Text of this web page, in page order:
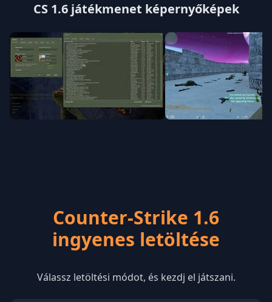
CS 1.6 játékmenet képernyőképek
Counter-Strike 1.6
ingyenes letöltése
Válassz letöltési módot, és kezdj el játszani.